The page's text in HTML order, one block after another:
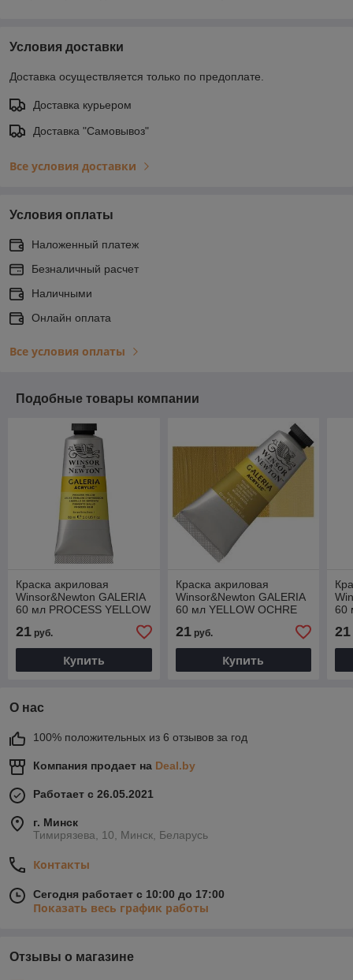
Условия доставки
Доставка осуществляется только по предоплате.
Доставка курьером
Доставка "Самовывоз"
Все условия доставки
Условия оплаты
Наложенный платеж
Безналичный расчет
Наличными
Онлайн оплата
Все условия оплаты
Подобные товары компании
Краска акриловая
Winsor&Newton GALERIA
60 мл PROCESS YELLOW
21 руб.
Купить
Краска акриловая
Winsor&Newton GALERIA
60 мл YELLOW OCHRE
21руб.
Купить
60
21
О нас
100% положительных из 6 отзывов за год
Компания продает на Deal.by
Работает с 26.05.2021
г. Минск
Тимирязева, 10, Минск, Беларусь
Контакты
Сегодня работает с 10:00 до 17:00
Показать весь график работы
Отзывы о магазине